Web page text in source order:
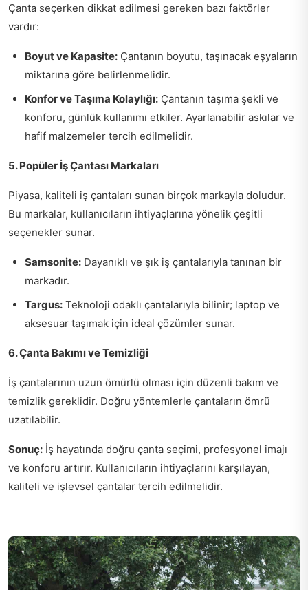
Çanta seçerken dikkat edilmesi gereken bazı faktörler
vardır:
Boyut ve Kapasite: Çantanın boyutu, taşınacak eşyaların
miktarına göre belirlenmelidir.
Konfor ve Taşıma Kolaylığı: Çantanın taşıma şekli ve
konforu, günlük kullanımı etkiler. Ayarlanabilir askılar ve
hafif malzemeler tercih edilmelidir.
5. Popüler İş Çantası Markaları
Piyasa, kaliteli iş çantaları sunan birçok markayla doludur.
Bu markalar, kullanıcıların ihtiyaçlarına yönelik çeşitli
seçenekler sunar.
Samsonite: Dayanıklı ve şık iş çantalarıyla tanınan bir
markadır.
Targus: Teknoloji odaklı çantalarıyla bilinir; laptop ve
aksesuar taşımak için ideal çözümler sunar.
6. Çanta Bakımı ve Temizliği
İş çantalarının uzun ömürlü olması için düzenli bakım ve
temizlik gereklidir. Doğru yöntemlerle çantaların ömrü
uzatılabilir.
Sonuç: İş hayatında doğru çanta seçimi, profesyonel imajı
ve konforu artırır. Kullanıcıların ihtiyaçlarını karşılayan,
kaliteli ve işlevsel çantalar tercih edilmelidir.